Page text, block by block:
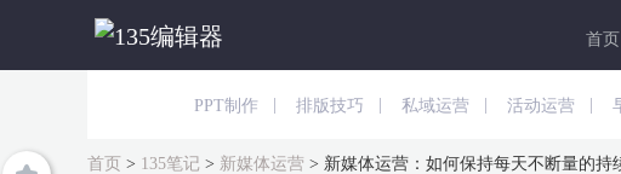
首页
PPT制作 排版技巧 私域运营 活动运营
首页 > 135笔记 > 新媒体运营 > 新媒体运营：如何保持每天不断量的持